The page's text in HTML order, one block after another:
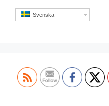
Svenska